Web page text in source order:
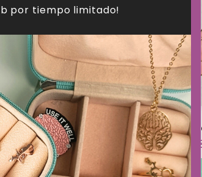
Pin Broche Microscopio
8.63
6.73
€
Pin
por tiempo limitado!